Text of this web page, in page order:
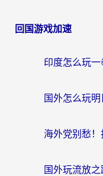
回国游戏加速